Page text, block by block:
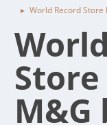
► World Record Store
M&G